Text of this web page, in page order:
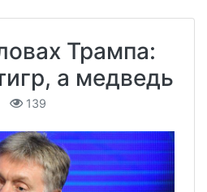
Трампа:
а медведь
139